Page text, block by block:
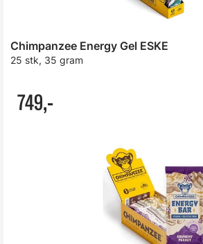
Chimpanzee Energy Gel ESKE
25 stk, 35 gram
749,-